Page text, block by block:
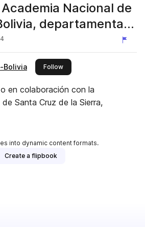
Nacional de
departamental
Bolivia Followthis publisher
en colaboración con la
Santa Cruz de la Sierra,
into dynamic content formats.
Create a flipbook